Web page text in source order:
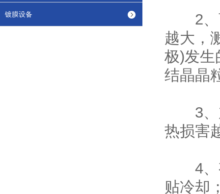
镀膜设备
2、离
越大，
极)发生
结晶晶
3、加
热损害
4、有
贴冷却